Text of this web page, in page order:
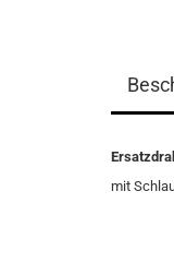
mit